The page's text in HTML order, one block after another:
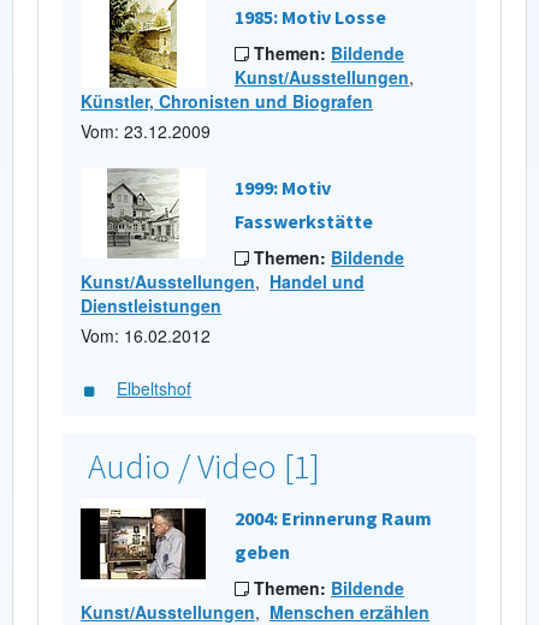
1985: Motiv Losse
Themen: Bildende
Kunst/Ausstellungen,
Künstler, Chronisten und Biografen
Vom: 23.12.2009
1999: Motiv
Fasswerkstätte
Themen: Bildende
Kunst/Ausstellungen, Handel und
Dienstleistungen
Vom: 16.02.2012
Elbeltshof
Audio / Video [1]
2004: Erinnerung Raum
geben
Themen: Bildende
Kunst/Ausstellungen, Menschen erzählen